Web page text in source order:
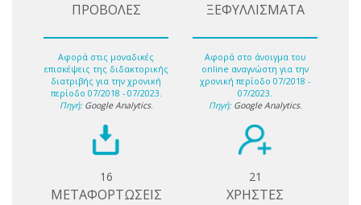
ΠΡΟΒΟΛΕΣ
Αφορά στις μοναδικές
επισκέψεις της διδακτορικής
διατριβής για την χρονική
περίοδο 07/2018 - 07/2023.
Πηγή: Google Analytics.
ΞΕΦΥΛΛΙΣΜΑΤΑ
Αφορά στο άνοιγμα του
online αναγνώστη για την
χρονική περίοδο 07/2018 -
07/2023.
Πηγή: Google Analytics.
16
ΜΕΤΑΦΟΡΤΩΣΕΙΣ
21
ΧΡΗΣΤΕΣ